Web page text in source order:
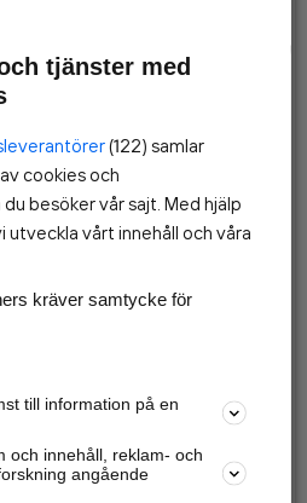
AVSÄTTNINGAR
128
tjänster med
(122) samlar
cookies och
besöker vår sajt. Med hjälp
utveckla vårt innehåll och våra
kräver samtycke för
till information på en
och innehåll, reklam- och
angående